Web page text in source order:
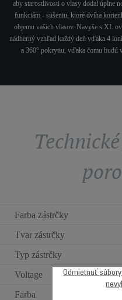
aby starostlivosti o vlasy dodal úplne
funkciám - sušeniu, ktoré dvíha
objemu vašich vlasov. Navyše s XL
nádherný vzhľad každý deň vďaka 4
a 360° pokrytiu, vďaka čomu budú
Farba zástrčky
Tvar zástrčky
Typ zástrčky
Voltage
Farba
Odmietnuť